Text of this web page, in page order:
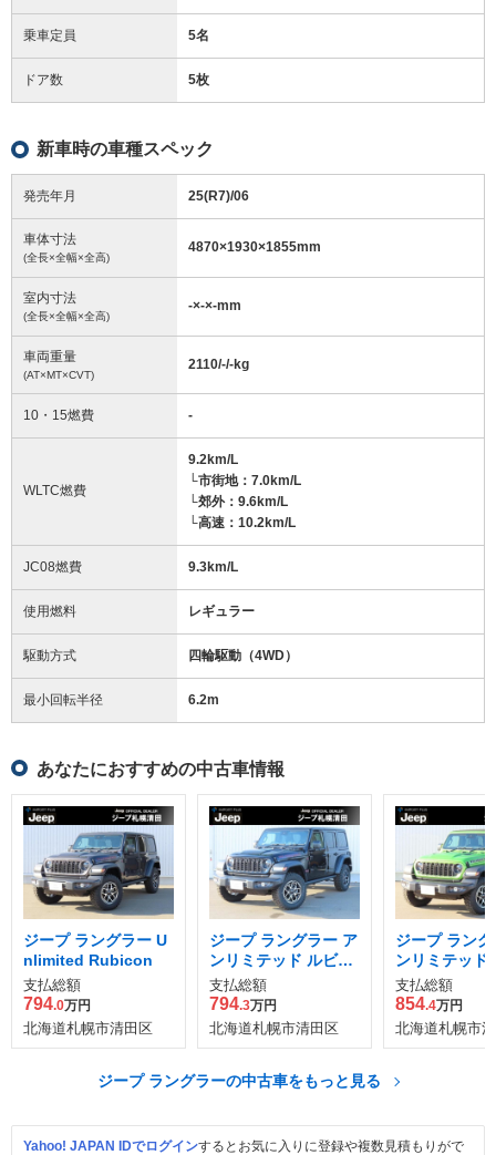
乗車定員 5名
ドア数 5枚
新車時の車種スペック
発売年月 25(R7)/06
車体寸法
(全長×全幅×全高)
4870×1930×1855mm
室内寸法
(全長×全幅×全高)
-×-×-mm
車両重量
(AT×MT×CVT)
2110/-/-kg
10・15燃費 -
WLTC燃費
9.2km/L
└市街地：7.0km/L
└郊外：9.6km/L
└高速：10.2km/L
JC08燃費 9.3km/L
使用燃料 レギュラー
駆動方式 四輪駆動（4WD）
最小回転半径 6.2m
あなたにおすすめの中古車情報
ジープ ラングラー U
nlimited Rubicon
支払総額
794.0万円
北海道札幌市清田区
ジープ ラングラー ア
ンリミテッド ルビコ
ン 4WD
支払総額
794.3万円
北海道札幌市清田区
ジープ ラン
ンリミテッド
ン モヒート
支払総額
854.4万円
北海道札幌市
ジープ ラングラーの中古車をもっと見る
Yahoo! JAPAN IDでログインするとお気に入りに登録や複数見積もりがで